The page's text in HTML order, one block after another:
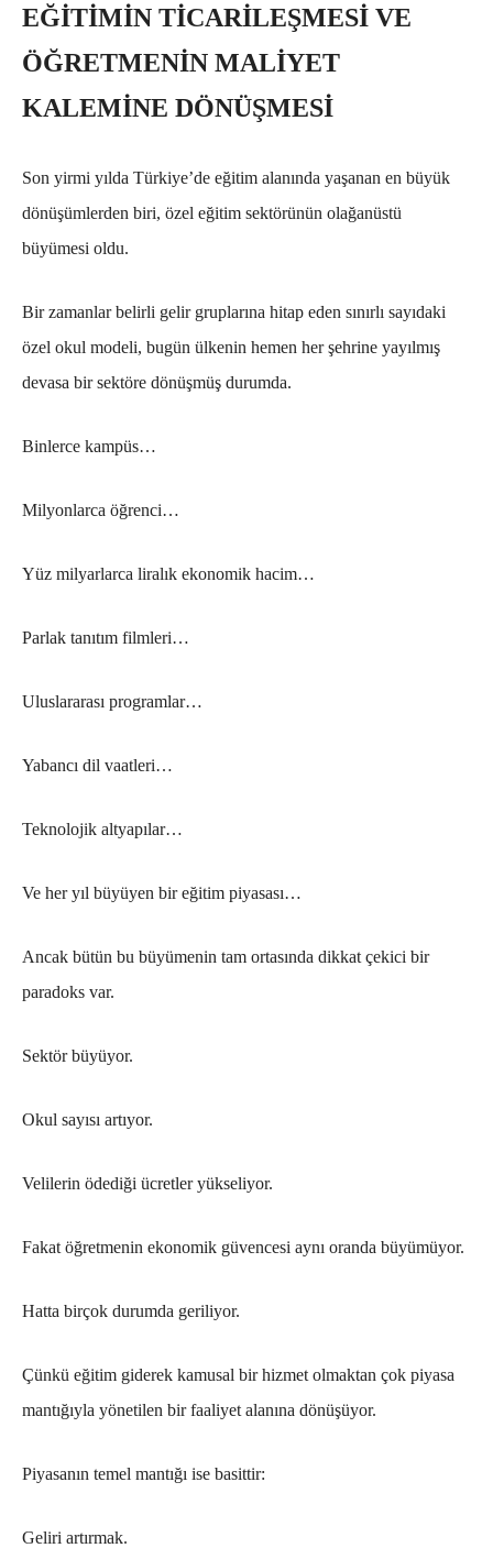
EĞİTİMİN TİCARİLEŞMESİ VE
ÖĞRETMENİN MALİYET
KALEMİNE DÖNÜŞMESİ
Son yirmi yılda Türkiye’de eğitim alanında yaşanan en büyük
dönüşümlerden biri, özel eğitim sektörünün olağanüstü
büyümesi oldu.
Bir zamanlar belirli gelir gruplarına hitap eden sınırlı sayıdaki
özel okul modeli, bugün ülkenin hemen her şehrine yayılmış
devasa bir sektöre dönüşmüş durumda.
Binlerce kampüs…
Milyonlarca öğrenci…
Yüz milyarlarca liralık ekonomik hacim…
Parlak tanıtım filmleri…
Uluslararası programlar…
Yabancı dil vaatleri…
Teknolojik altyapılar…
Ve her yıl büyüyen bir eğitim piyasası…
Ancak bütün bu büyümenin tam ortasında dikkat çekici bir
paradoks var.
Sektör büyüyor.
Okul sayısı artıyor.
Velilerin ödediği ücretler yükseliyor.
Fakat öğretmenin ekonomik güvencesi aynı oranda büyümüyor.
Hatta birçok durumda geriliyor.
Çünkü eğitim giderek kamusal bir hizmet olmaktan çok piyasa
mantığıyla yönetilen bir faaliyet alanına dönüşüyor.
Piyasanın temel mantığı ise basittir:
Geliri artırmak.